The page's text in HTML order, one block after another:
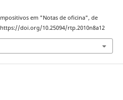
em "Notas de oficina", de
doi.org/10.25094/rtp.2010n8a12